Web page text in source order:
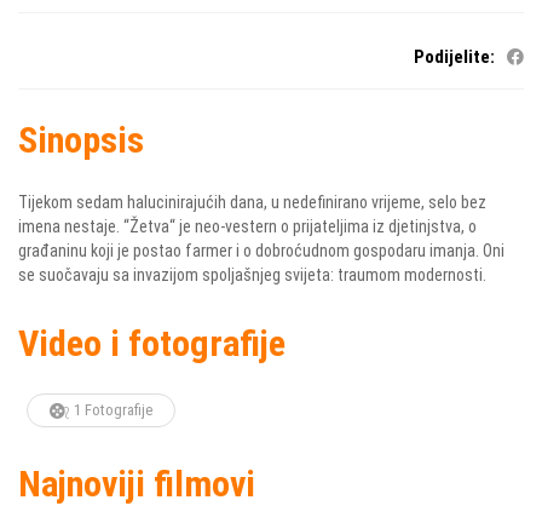
Podijelite:
Sinopsis
Tijekom sedam halucinirajućih dana, u nedefinirano vrijeme, selo bez
imena nestaje. “Žetva“ je neo-vestern o prijateljima iz djetinjstva, o
građaninu koji je postao farmer i o dobroćudnom gospodaru imanja. Oni
se suočavaju sa invazijom spoljašnjeg svijeta: traumom modernosti.
Video i fotografije
1 Fotografije
Najnoviji filmovi